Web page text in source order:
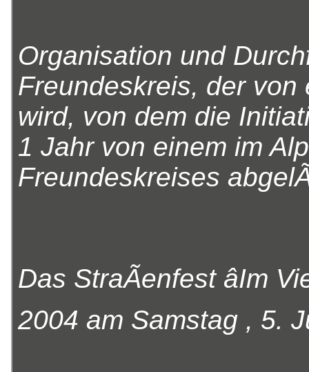
Organisation und
Freundeskreis, der
wird, von dem die
1 Jahr von einem im
Freundeskreises
Das StraÃenfest âIm
2004 am Samstag , 5.